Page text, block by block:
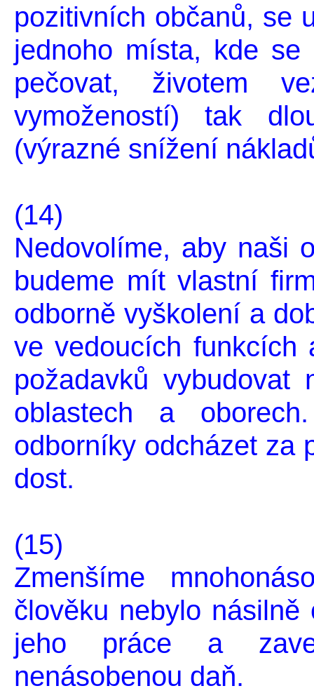
pozitivních občanů, se
jednoho místa, kde
pečovat, životem
vymožeností) tak
(výrazné snížení
(14)
Nedovolíme, aby naši
budeme mít vlastní
odborně vyškolení a
ve vedoucích funkcích
požadavků
oblastech a
odborníky odcházet za
dost.
(15)
Zmenšíme
člověku nebylo
jeho práce a
nenásobenou daň.